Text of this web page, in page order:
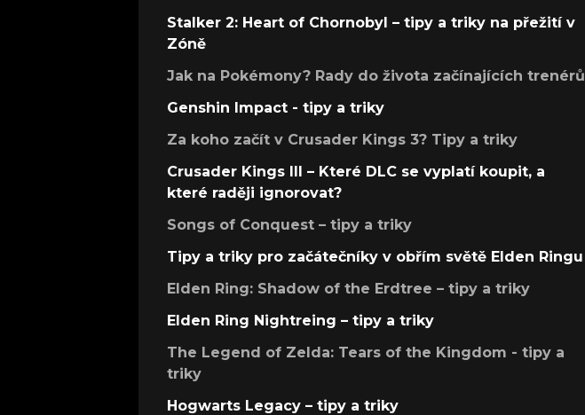
Stalker 2: Heart of Chornobyl – tipy a triky na přežití v
Zóně
Jak na Pokémony? Rady do života začínajících trenérů
Genshin Impact - tipy a triky
Za koho začít v Crusader Kings 3? Tipy a triky
Crusader Kings III – Které DLC se vyplatí koupit, a
které raději ignorovat?
Songs of Conquest – tipy a triky
Tipy a triky pro začátečníky v obřím světě Elden Ringu
Elden Ring: Shadow of the Erdtree – tipy a triky
Elden Ring Nightreing – tipy a triky
The Legend of Zelda: Tears of the Kingdom - tipy a
triky
Hogwarts Legacy – tipy a triky